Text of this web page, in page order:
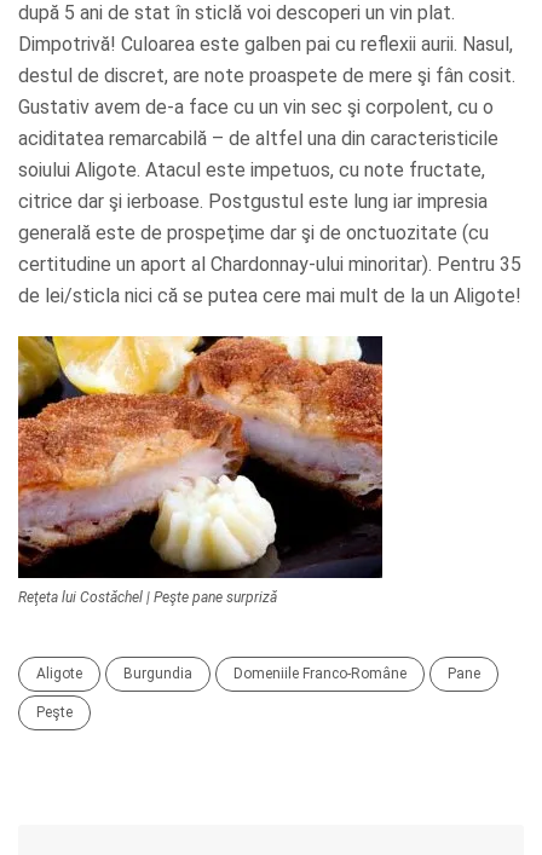
după 5 ani de stat în sticlă voi descoperi un vin plat.
Dimpotrivă! Culoarea este galben pai cu reflexii aurii. Nasul,
destul de discret, are note proaspete de mere şi fân cosit.
Gustativ avem de-a face cu un vin sec şi corpolent, cu o
aciditatea remarcabilă – de altfel una din caracteristicile
soiului Aligote. Atacul este impetuos, cu note fructate,
citrice dar şi ierboase. Postgustul este lung iar impresia
generală este de prospeţime dar şi de onctuozitate (cu
certitudine un aport al Chardonnay-ului minoritar). Pentru 35
de lei/sticla nici că se putea cere mai mult de la un Aligote!
Reţeta lui Costăchel | Peşte pane surpriză
Aligote Burgundia Domeniile Franco-Române Pane
Peşte